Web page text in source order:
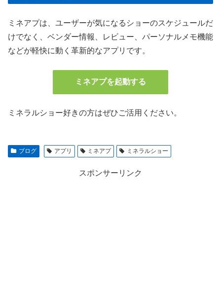
ミネアプは、ユーザーが気になるショーのスケジュールだ
けでなく、ベンダー情報、レビュー、パーソナルメモ機能
などが軽快に動く革新的なアプリです。
ミネアプを起動する
ミネラルショー好きの方はぜひご活用ください。
ブログ アプリ ミネアプ ミネラルショー
スポンサーリンク